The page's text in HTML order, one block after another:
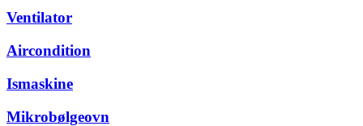
Ventilator
Aircondition
Ismaskine
Mikrobølgeovn